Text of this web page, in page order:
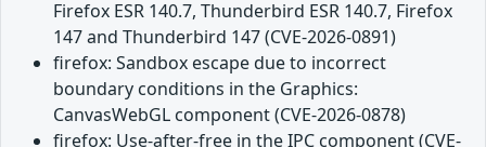
Firefox ESR 140.7, Thunderbird ESR 140.7, Firefox
147 and Thunderbird 147 (CVE-2026-0891)
firefox: Sandbox escape due to incorrect
boundary conditions in the Graphics:
CanvasWebGL component (CVE-2026-0878)
firefox: Use-after-free in the IPC component (CVE-